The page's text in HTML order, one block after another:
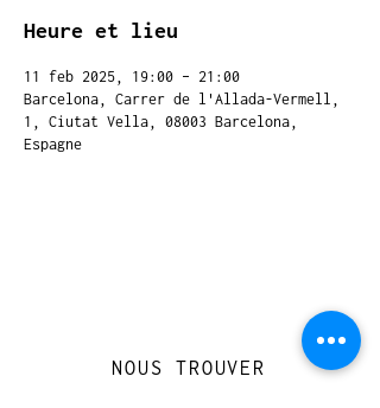
Heure et lieu
11 feb 2025, 19:00 – 21:00
Barcelona, Carrer de l'Allada-Vermell,
1, Ciutat Vella, 08003 Barcelona,
Espagne
NOUS TROUVER